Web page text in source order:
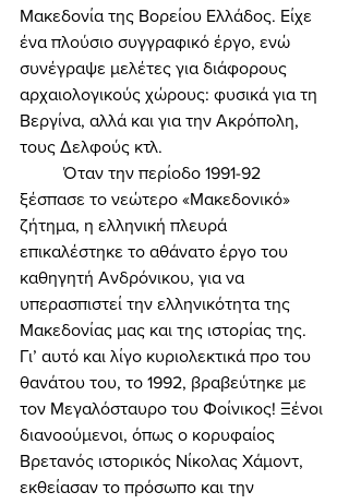
Μακεδονία της Βορείου Ελλάδος. Είχε
ένα πλούσιο συγγραφικό έργο, ενώ
συνέγραψε μελέτες για διάφορους
αρχαιολογικούς χώρους: φυσικά για τη
Βεργίνα, αλλά και για την Ακρόπολη,
τους Δελφούς κτλ.
ξέσπασε το νεώτερο «Μακεδονικό»
ζήτημα, η ελληνική πλευρά
επικαλέστηκε το αθάνατο έργο του
καθηγητή Ανδρόνικου, για να
υπερασπιστεί την ελληνικότητα της
Μακεδονίας μας και της ιστορίας της.
Γι’ αυτό και λίγο κυριολεκτικά προ του
θανάτου του, το 1992, βραβεύτηκε με
τον Μεγαλόσταυρο του Φοίνικος! Ξένοι
διανοούμενοι, όπως ο κορυφαίος
Βρετανός ιστορικός Νίκολας Χάμοντ,
εκθείασαν το πρόσωπο και την